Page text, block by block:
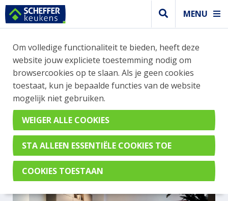
MENU
Trendy keuken
TRENDY KEUKEN IN DE
KLEUR AMARANT MET GRIJS
EN EEN ZWARTE GREEP
Scala Amarant & Scala Greige
Om volledige functionaliteit te bieden, heeft deze
website jouw expliciete toestemming nodig om
browsercookies op te slaan. Als je geen cookies
toestaat, kun je bepaalde functies van de website
mogelijk niet gebruiken.